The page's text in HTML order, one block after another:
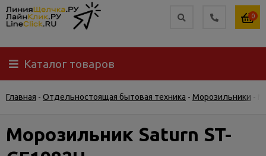
Доставка
Самовывоз
Гарантия
0
Каталог товаров
Главная - Отдельностоящая бытовая техника - Морозильники -
Морозильник Saturn ST-